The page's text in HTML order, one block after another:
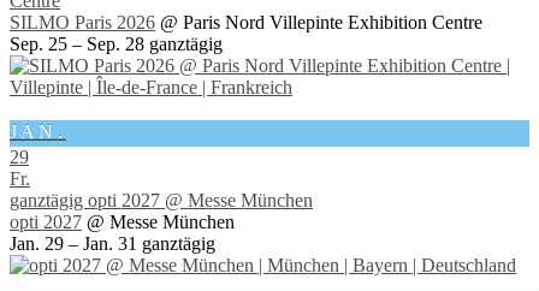
SILMO Paris 2026 @ Paris Nord Villepinte Exhibition Centre
Sep. 25 – Sep. 28 ganztägig
JAN.
29
Fr.
ganztägig opti 2027 @ Messe München
opti 2027 @ Messe München
Jan. 29 – Jan. 31 ganztägig